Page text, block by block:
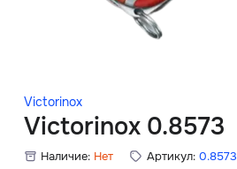
Victorinox
Victorinox 0.8573
Наличие: Нет Артикул: 0.8573
Женские часы
Главная